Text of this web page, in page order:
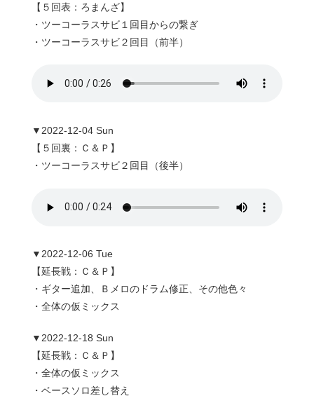
【５回表：ろまんざ】
・ツーコーラスサビ１回目からの繋ぎ
・ツーコーラスサビ２回目（前半）
▼2022-12-04 Sun
【５回裏：Ｃ＆Ｐ】
・ツーコーラスサビ２回目（後半）
▼2022-12-06 Tue
【延長戦：Ｃ＆Ｐ】
・ギター追加、Ｂメロのドラム修正、その他色々
・全体の仮ミックス
▼2022-12-18 Sun
【延長戦：Ｃ＆Ｐ】
・全体の仮ミックス
・ベースソロ差し替え